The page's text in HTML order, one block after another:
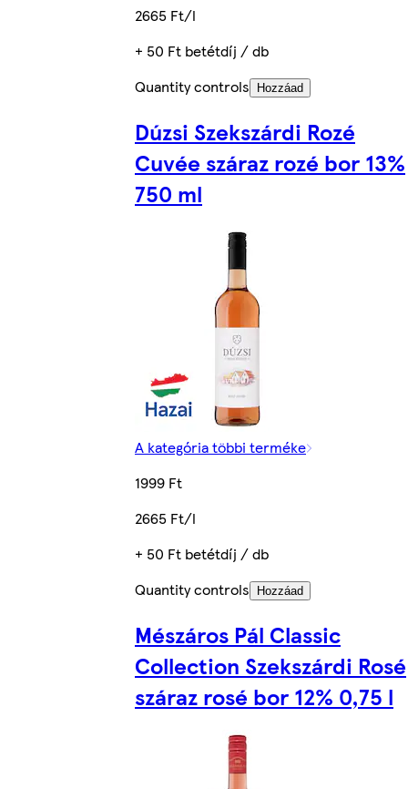
2665 Ft/l
+ 50 Ft betétdíj / db
Quantity controls
Hozzáad
Dúzsi Szekszárdi Rozé
Cuvée száraz rozé bor 13%
750 ml
A kategória többi terméke
1999 Ft
2665 Ft/l
+ 50 Ft betétdíj / db
Quantity controls
Hozzáad
Mészáros Pál Classic
Collection Szekszárdi Rosé
száraz rosé bor 12% 0,75 l